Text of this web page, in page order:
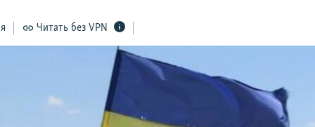
Читать без VPN